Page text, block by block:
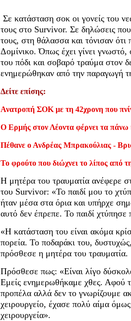
Σε κατάσταση σοκ οι γονείς του
τους στο Survivor. Σε δηλώσεις
τους, στη θάλασσα και τόνισαν
Δομίνικο. Όπως έχει γίνει
του πόδι και σοβαρό τραύμα στον
ενημερώθηκαν από την παραγωγή
Δείτε επίσης:
Ανατροπή ΣΟΚ με τη 42χρονη που
Ο Ερμής στον Λέοντα φέρνει τα πάνω
Πέθανε ο Ανδρέας Μπρακούλιας -
Το φρούτο που διώχνει το λίπος από
Η μητέρα του τραυματία ανέφερε
του Survivor: «Το παιδί μου το
ήταν μέσα στα όρια και υπήρχε
αυτό δεν έπρεπε. Το παιδί χτύπησε
«Η κατάσταση του είναι ακόμα
πορεία. Το ποδαράκι του,
πρόσθεσε η μητέρα του τραυματία.
Πρόσθεσε πως: «Είναι λίγο
Εμείς ενημερωθήκαμε χθες. Αφού
προπέλα αλλά δεν το γνωρίζουμε
χειρουργείο, έχασε πολύ αίμα
χειρουργεία».